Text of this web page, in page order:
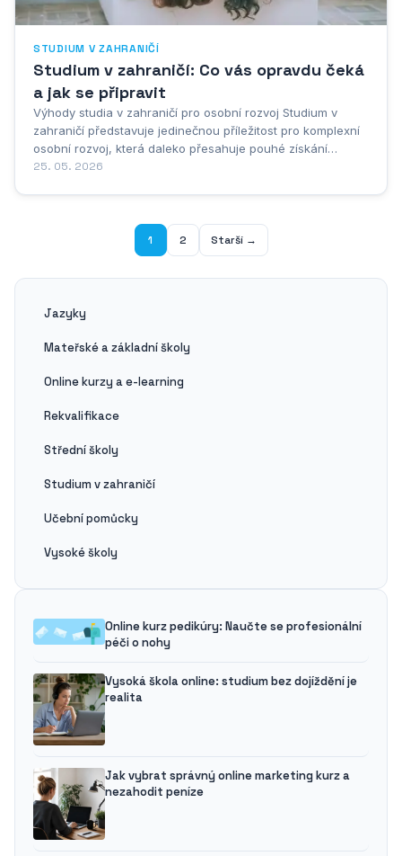
STUDIUM V ZAHRANIČÍ
Studium v zahraničí: Co vás opravdu čeká
a jak se připravit
Výhody studia v zahraničí pro osobní rozvoj Studium v
zahraničí představuje jedinečnou příležitost pro komplexní
osobní rozvoj, která daleko přesahuje pouhé získání
akademických znalostí. Když se student rozhodne opustit
25. 05. 2026
1 2 Starší →
Jazyky
Mateřské a základní školy
Online kurzy a e-learning
Rekvalifikace
Střední školy
Studium v zahraničí
Učební pomůcky
Vysoké školy
Online kurz pedikúry: Naučte se profesionální
péči o nohy
Vysoká škola online: studium bez dojíždění je
realita
Jak vybrat správný online marketing kurz a
nezahodit peníze